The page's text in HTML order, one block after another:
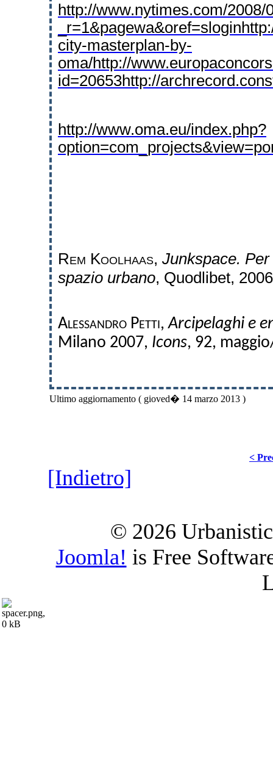
http://www.nytimes.com/
_r=1&pagewa&oref=slogin
city-masterplan-by-
oma/http://
id=20653http://
http://www.oma.eu/index.php?
Rem Koolhaas, Junkspace.
spazio urbano, Quodlibet, 2006
Alessandro Petti,Arcipelaghi e
Milano 2007, Icons, 92,
Ultimo aggiornamento ( gioved� 14 marzo 2013 )
<
[Indietro]
© 2026
Joomla! is Free